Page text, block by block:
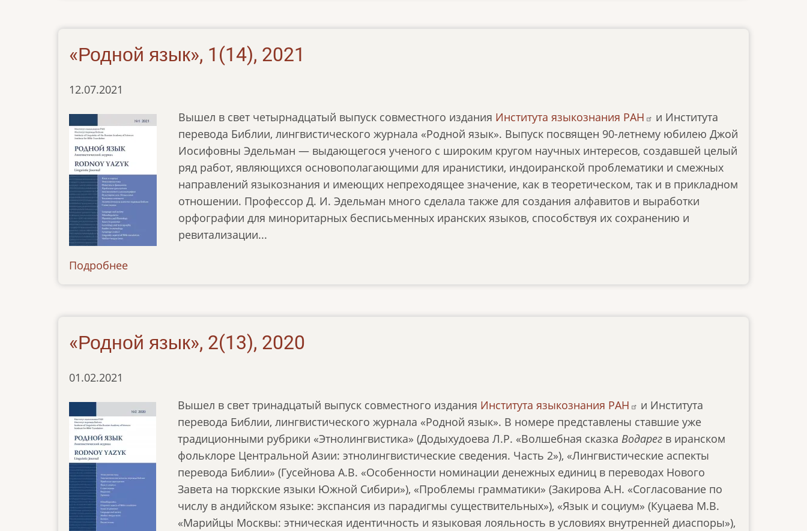
«Родной язык», 1(14), 2021
12.07.2021
Вышел в свет четырнадцатый выпуск совместного издания Института языкознания РАН
и Института
перевода Библии, лингвистического журнала «Родной язык». Выпуск посвящен 90-летнему юбилею Джой
Иосифовны Эдельман — выдающегося ученого с широким кругом научных интересов, создавшей целый
ряд работ, являющихся основополагающими для иранистики, индоиранской проблематики и смежных
направлений языкознания и имеющих непреходящее значение, как в теоретическом, так и в прикладном
отношении. Профессор Д. И. Эдельман много сделала также для создания алфавитов и выработки
орфографии для миноритарных бесписьменных иранских языков, способствуя их сохранению и
ревитализации...
Подробнее
«Родной язык», 2(13), 2020
01.02.2021
Вышел в свет тринадцатый выпуск совместного издания Института языкознания РАН
и Института
перевода Библии, лингвистического журнала «Родной язык». В номере представлены ставшие уже
традиционными рубрики «Этнолингвистика» (Додыхудоева Л.Р. «Волшебная сказка Водарег в иранском
фольклоре Центральной Азии: этнолингвистические сведения. Часть 2»), «Лингвистические аспекты
перевода Библии» (Гусейнова А.В. «Особенности номинации денежных единиц в переводах Нового
Завета на тюркские языки Южной Сибири»), «Проблемы грамматики» (Закирова А.Н. «Согласование по
числу в андийском языке: экспансия из парадигмы существительных»), «Язык и социум» (Куцаева М.В.
«Марийцы Москвы: этническая идентичность и языковая лояльность в условиях внутренней диаспоры»),